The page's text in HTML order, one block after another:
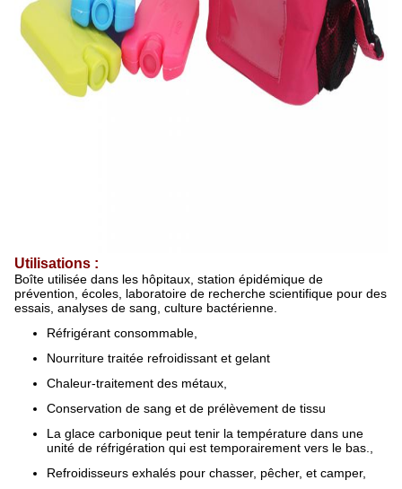
Utilisations :
Boîte utilisée dans les hôpitaux, station épidémique de
prévention, écoles, laboratoire de recherche scientifique pour des
essais, analyses de sang, culture bactérienne.
Réfrigérant consommable,
Nourriture traitée refroidissant et gelant
Chaleur-traitement des métaux,
Conservation de sang et de prélèvement de tissu
La glace carbonique peut tenir la température dans une
unité de réfrigération qui est temporairement vers le bas.,
Refroidisseurs exhalés pour chasser, pêcher, et camper,